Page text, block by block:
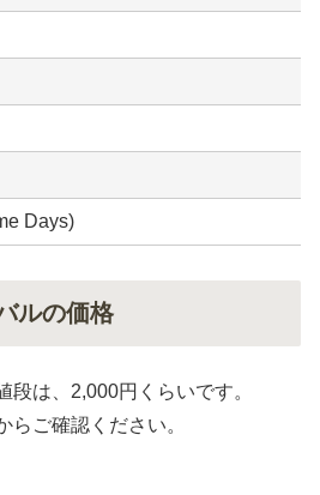
Days)
ルの価格
段は、2,000円くらいです。
らご確認ください。